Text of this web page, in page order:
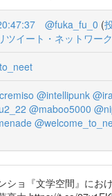
@fuka_fu_0 (
ツイート・ネットワー
@intellipunk
@maboo5000
ショ『文学空間』にお